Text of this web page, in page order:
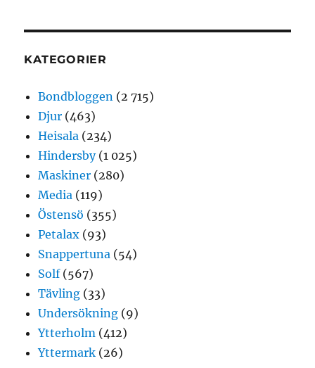
KATEGORIER
Bondbloggen (2 715)
Djur (463)
Heisala (234)
Hindersby(1 025)
Maskiner (280)
Media (119)
Östensö (355)
Petalax (93)
Snappertuna (54)
Solf(567)
Tävling (33)
Undersökning (9)
Ytterholm (412)
Yttermark (26)